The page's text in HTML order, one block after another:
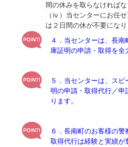
間の休みを取らなければな
（ⅳ）当センターにお任
は２日間の休が不要になり
４．当センターは、長
庫証明の申請・取得を全
５．当センターは、ス
明の申請・取得代行／
ります。
６．長南町のお客様の警
取得代行は経験と実績